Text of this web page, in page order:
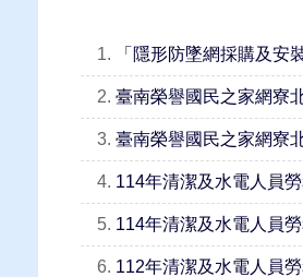
1. 「隱形防墜網採購及安
2. 臺南榮譽國民之家網寮
3. 臺南榮譽國民之家網寮
4. 114年清潔及水電人員
5. 114年清潔及水電人員
6. 112年清潔及水電人員